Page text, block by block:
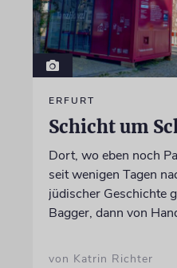
ERFURT
Schicht um
Dort, wo eben noch
seit wenigen Tagen
jüdischer Geschichte
Bagger, dann von
von Katrin Richter